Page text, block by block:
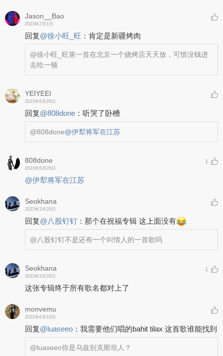
Jason__Bao
2023年7月1日
回复@徐小旺_旺 ： 肯定是新疆烤肉
@徐小旺_旺第一首在北京一个烧烤店天天放，可惜没钱进
去吃一顿
YEIYEEI
2023年6月28日
回复@808done ： 听哭了卧槽
@808done@伊犁将军在江苏
808done
2023年6月26日
1
@伊犁将军在江苏
Seokhana
2023年3月28日
回复@八股钉钉 ： 那个在祝福专辑 这上面没有
@八股钉钉不是还有一个叫情人的一首歌吗
Seokhana
2023年3月28日
1
这张专辑终于所有歌名都对上了
monvemu
2022年6月19日
回复@luaseeo ： 我需要他们唱的bahit tilax 这首歌谁能找到
@luaseeo你是乌兹别克斯坦人？